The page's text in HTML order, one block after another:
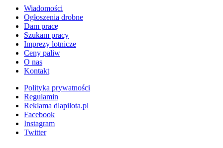
Wiadomości
Ogłoszenia drobne
Dam pracę
Szukam pracy
Imprezy lotnicze
Ceny paliw
O nas
Kontakt
Polityka prywatności
Regulamin
Reklama dlapilota.pl
Facebook
Instagram
Twitter